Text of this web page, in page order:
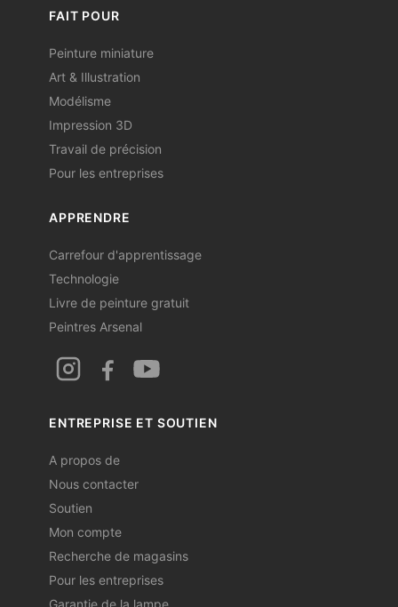
FAIT POUR
Peinture miniature
Art & Illustration
Modélisme
Impression 3D
Travail de précision
Pour les entreprises
APPRENDRE
Carrefour d'apprentissage
Technologie
Livre de peinture gratuit
Peintres Arsenal
ENTREPRISE ET SOUTIEN
A propos de
Nous contacter
Soutien
Mon compte
Recherche de magasins
Pour les entreprises
Garantie de la lampe